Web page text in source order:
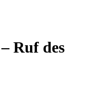
Ruf des